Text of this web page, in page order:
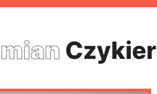
Czykier